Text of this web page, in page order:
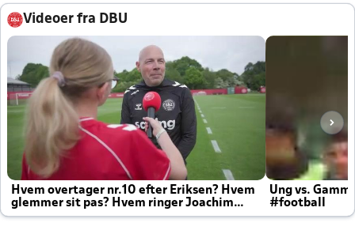
Videoer fra DBU
Hvem overtager nr.10 efter Eriksen? Hvem
glemmer sit pas? Hvem ringer Joachim
altid til efter kampe?
Ung vs.
#football